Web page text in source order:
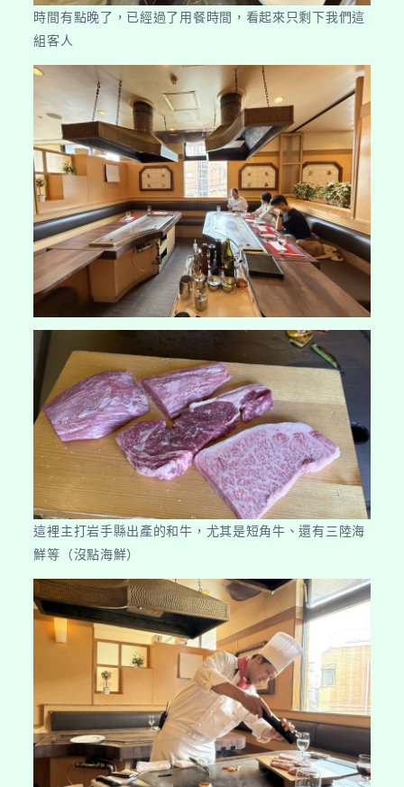
時間有點晚了，已經過了用餐時間，看起來只剩下我們這
組客人
這裡主打岩手縣出產的和牛，尤其是短角牛、還有三陸海
鮮等（沒點海鮮）